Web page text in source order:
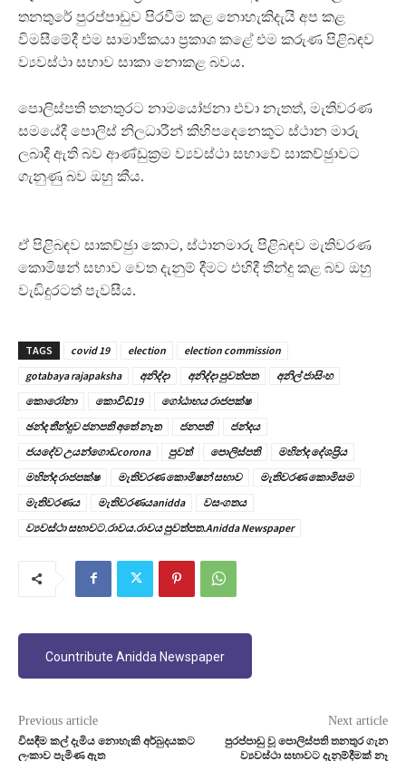
තනතුරේ පුරප්පාඩුව පිරවීම කළ නොහැකිදැයි අප කළ
විමසීමේදී එම සාමාජිකයා ප‍්‍රකාශ කළේ එම කරුණ පිළිබඳව
ව්‍යවස්ථා සභාව සාකා නොකළ බවය.
පොලිස්පති තනතුරට නාමයෝජනා එවා නැතත්, මැතිවරණ
සමයේදී පොලිස් නිලධාරීන් කිහිපදෙනෙකුට ස්ථාන මාරු
ලබාදී ඇති බව ආණ්ඩුක‍්‍රම ව්‍යවස්ථා සභාවේ සාකච්ඡුාවට
ගැනුණු බව ඔහු කීය.
ඒ පිළිබඳව සාකච්ඡුා කොට, ස්ථානමාරු පිළිබඳව මැතිවරණ
කොමිෂන් සභාව වෙත දැනුම් දීමට එහිදී තීන්දු කළ බව ඔහු
වැඩිදුරටත් පැවසීය.
TAGS covid 19 election
election commission
gotabaya rajapaksha
අනිද්දා අනිද්දා පුවත්පත
අනිල් ජාසිංහ
කොරෝනා
කොවිඩ්19
ගෝඨාභය රාජපක්ෂ
ඡන්ද තීන්දුව ජනපති අතේ නැත
ජනපති
ජන්දය
ජයදේව උයන්ගොඩcorona
පුවත් පොලිස්පති
මහින්ද දේශප්‍රිය
මහින්ද රාජපක්ෂ
මැතිවරණ කොමිෂන් සභාව
මැතිවරණ කොමිසම
මැතිවරණය
මැතිවරණයanidda
වසංගතය
ව්‍යවස්ථා සභාවට.රාවය.රාවය පුවත්පත.Anidda Newspaper
Countribute Anidda Newspaper
Previous article
විසඳීම කල් දැමිය නොහැකි අර්බුදයකට
ලංකාව පැමිණ ඇත
Next article
පුරප්පාඩු වූ පොලිස්පති තනතුර ගැන
ව්‍යවස්ථා සභාවට දැනුම්දීමක් නෑ